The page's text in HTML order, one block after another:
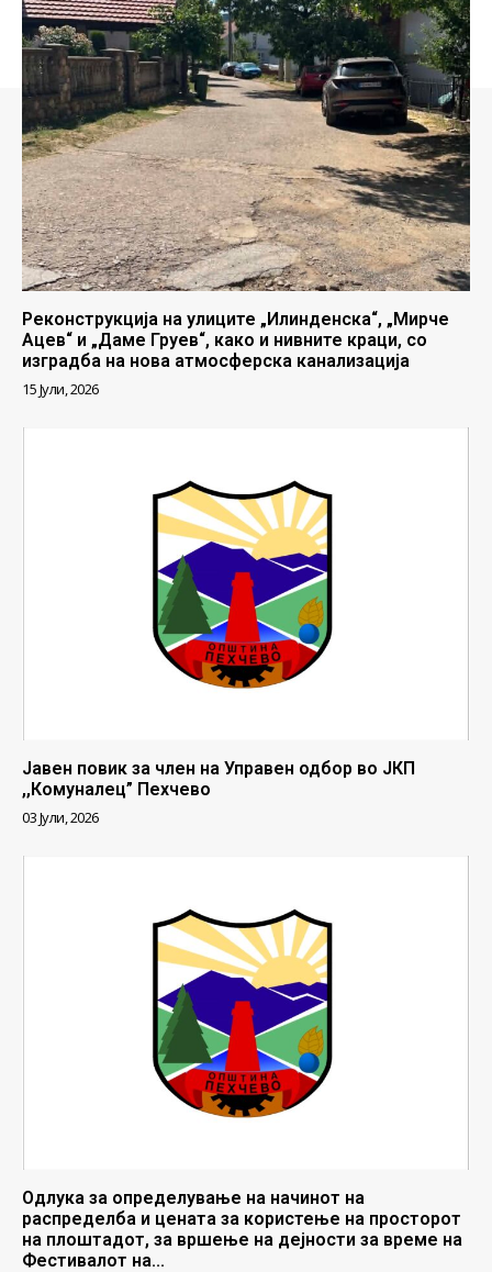
Реконструкција на улиците „Илинденска“, „Мирче
Ацев“ и „Даме Груев“, како и нивните краци, со
изградба на нова атмосферска канализација
15 Јули, 2026
Јавен повик за член на Управен одбор во ЈКП
,,Комуналец” Пехчево
03 Јули, 2026
Одлука за определување на начинот на
распределба и цената за користење на просторот
на плоштадот, за вршење на дејности за време на
Фестивалот на...